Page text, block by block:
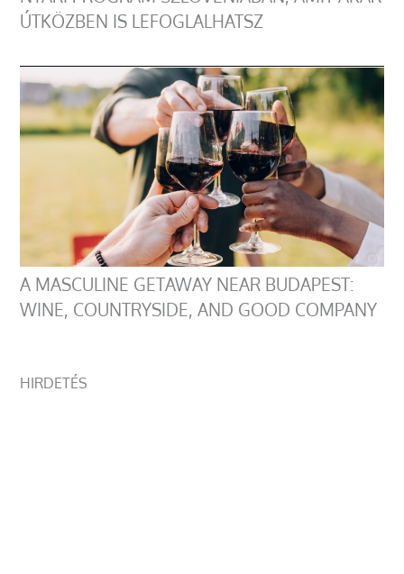
ÚTKÖZBEN IS LEFOGLALHATSZ
A MASCULINE GETAWAY NEAR BUDAPEST:
WINE, COUNTRYSIDE, AND GOOD COMPANY
HIRDETÉS